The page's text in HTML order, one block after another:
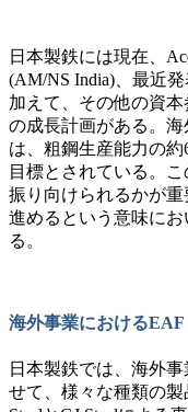
日本製鉄には現在、
(AM/NS India)、最近
加えて、その他の資
の成長計画がある。
は、粗鋼生産能力の
目標とされている 。
振り向けられるかが
進めるという意味に
る。
海外事業におけるEAF
日本製鉄では、海外
せて、様々な種類の